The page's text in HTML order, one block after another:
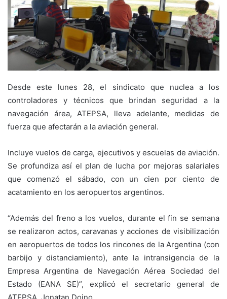
Desde este lunes 28, el sindicato que nuclea a los
controladores y técnicos que brindan seguridad a la
navegación área, ATEPSA, lleva adelante, medidas de
fuerza que afectarán a la aviación general.
Incluye vuelos de carga, ejecutivos y escuelas de aviación.
Se profundiza así el plan de lucha por mejoras salariales
que comenzó el sábado, con un cien por ciento de
acatamiento en los aeropuertos argentinos.
“Además del freno a los vuelos, durante el fin se semana
se realizaron actos, caravanas y acciones de visibilización
en aeropuertos de todos los rincones de la Argentina (con
barbijo y distanciamiento), ante la intransigencia de la
Empresa Argentina de Navegación Aérea Sociedad del
Estado (EANA SE)”, explicó el secretario general de